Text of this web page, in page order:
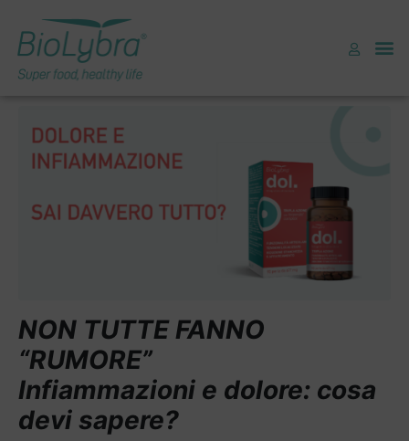
INFIAMMAZIONI: NON
TUTTE FANNO “RUMORE”
NON TUTTE FANNO
“RUMORE”
Infiammazioni e dolore: cosa
devi sapere?